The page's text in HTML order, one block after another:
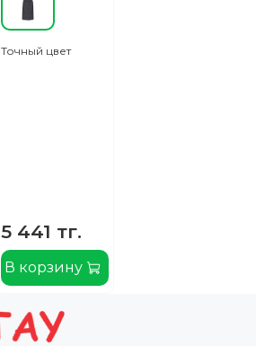
Точный цвет
5 441 тг.
В корзину